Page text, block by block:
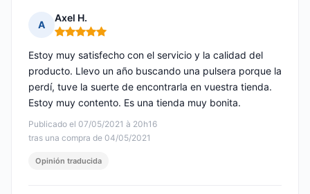
A
Axel H.
Nota: 5 de 5
Publicado el 07/05/2021 à 20h16
tras una compra de 04/05/2021
Estoy muy satisfecho con el servicio y la calidad del
producto. Llevo un año buscando una pulsera porque la
perdí, tuve la suerte de encontrarla en vuestra tienda.
Estoy muy contento. Es una tienda muy bonita.
Opinión traducida